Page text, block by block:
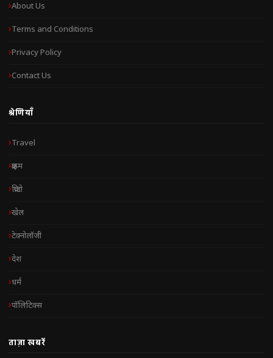
About Us
Terms and Conditions
Privacy Policy
Contact Us
श्रेणियाँ
Travel
क्राइम
क्रिप्टो
खेल
टेक्नोलॉजी
देश
धर्म
पॉलिटिक्स
ताज़ा खबरें